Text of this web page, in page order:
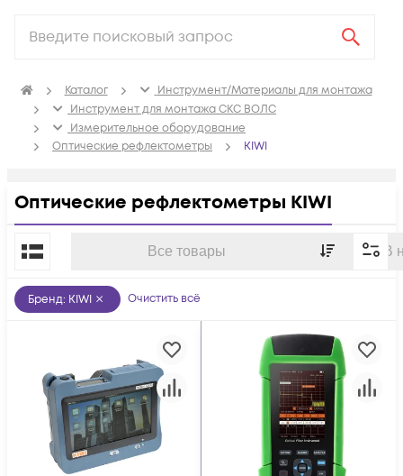
Каталог
Инструмент/Материалы для монтажа
Инструмент для монтажа СКС ВОЛС
Измерительное оборудование
Оптические рефлектометры
KIWI
Оптические рефлектометры KIWI
Все товары В
По популярности
Бренд: KIWI Очистить всё